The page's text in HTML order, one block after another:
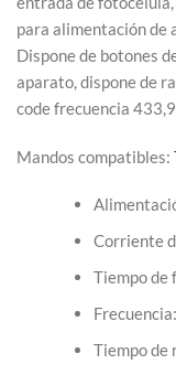
para alimentación de
Dispone de botones
aparato, dispone de
code frecuencia
Mandos compatibles:
Corriente
Tiempo de
Tiempo de